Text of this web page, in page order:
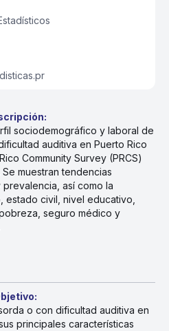
sociodemográfico y laboral de
auditiva en Puerto Rico
Community Survey (PRCS)
muestran tendencias
así como la
civil, nivel educativo,
seguro médico y
o con dificultad auditiva en
principales características